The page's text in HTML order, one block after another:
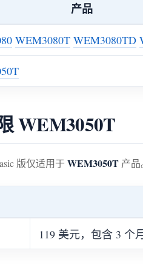
产品
WEM3080T WEM3080TD
WEM3050T
版仅适用于 WEM3050T 产品
119 美元，包含 3 个